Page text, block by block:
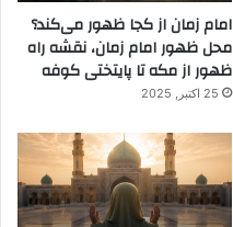
امام زمان از کجا ظهور می‌کند؟
محل ظهور امام زمان، نقشه راه
ظهور از مکه تا پایتختی کوفه
25 اکتبر, 2025